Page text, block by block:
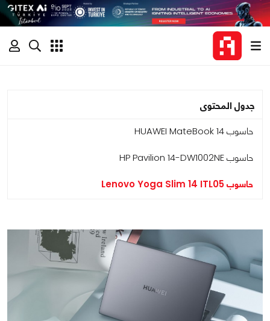
جدول المحتوى
حاسوب HUAWEI MateBook 14
حاسوب HP Pavilion 14-DW1002NE
حاسوب Lenovo Yoga Slim 14 ITL05